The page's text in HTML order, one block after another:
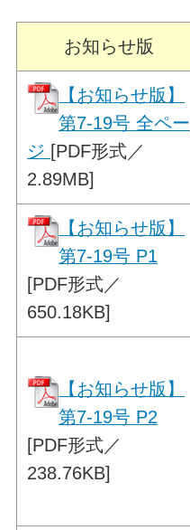
お知らせ版
【お知らせ版】
第7-19号 全ペー
ジ [PDF形式／
2.89MB]
【お知らせ版】
第7-19号 P1
[PDF形式／
650.18KB]
【お知らせ版】
第7-19号 P2
[PDF形式／
238.76KB]